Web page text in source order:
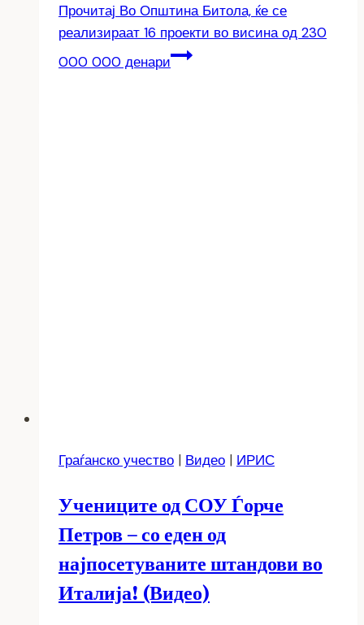
Прочитај Во Општина Битола, ќе се
реализираат 16 проекти во висина од 230
000 000 денари
Граѓанско учество | Видео | ИРИС
Учениците од СОУ Ѓорче
Петров – со еден од
најпосетуваните штандови во
Италија! (Видео)